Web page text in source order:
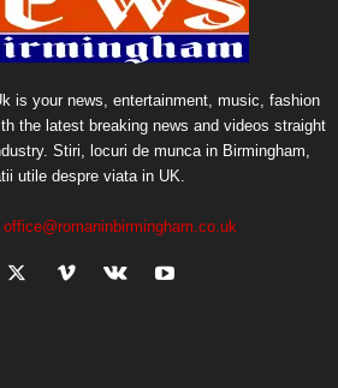
is your news, entertainment, music, fashion
the latest breaking news and videos straight
Stiri, locuri de munca in Birmingham,
utile despre viata in UK.
office@romaninbirmingham.co.uk